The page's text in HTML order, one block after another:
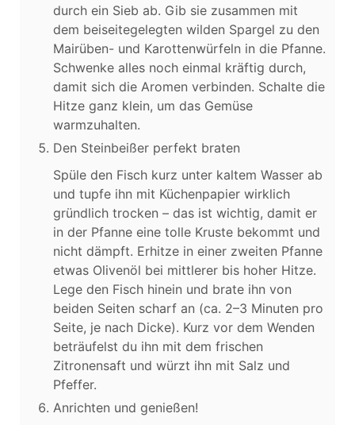
durch ein Sieb ab. Gib sie zusammen mit
dem beiseitegelegten wilden Spargel zu den
Mairüben- und Karottenwürfeln in die Pfanne.
Schwenke alles noch einmal kräftig durch,
damit sich die Aromen verbinden. Schalte die
Hitze ganz klein, um das Gemüse
warmzuhalten.
Den Steinbeißer perfekt braten
Spüle den Fisch kurz unter kaltem Wasser ab
und tupfe ihn mit Küchenpapier wirklich
gründlich trocken – das ist wichtig, damit er
in der Pfanne eine tolle Kruste bekommt und
nicht dämpft. Erhitze in einer zweiten Pfanne
etwas Olivenöl bei mittlerer bis hoher Hitze.
Lege den Fisch hinein und brate ihn von
beiden Seiten scharf an (ca. 2–3 Minuten pro
Seite, je nach Dicke). Kurz vor dem Wenden
beträufelst du ihn mit dem frischen
Zitronensaft und würzt ihn mit Salz und
Pfeffer.
Anrichten und genießen!